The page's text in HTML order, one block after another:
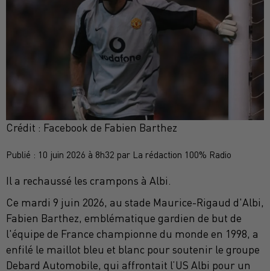
Crédit : Facebook de Fabien Barthez
Publié : 10 juin 2026 à 8h32 par La rédaction 100% Radio
Il a rechaussé les crampons à Albi.
Ce mardi 9 juin 2026, au stade Maurice-Rigaud d'Albi,
Fabien Barthez, emblématique gardien de but de
l'équipe de France championne du monde en 1998, a
enfilé le maillot bleu et blanc pour soutenir le groupe
Debard Automobile, qui affrontait l’US Albi pour un